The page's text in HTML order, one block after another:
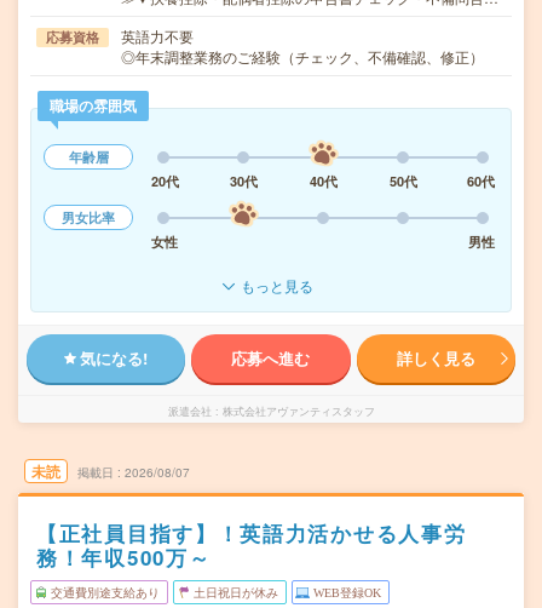
応募資格
英語力不要
◎年末調整業務のご経験（チェック、不備確認、修正）
職場の雰囲気
年齢層
20代
30代 40代 50代
60代
男女比率
女性
男性
もっと見る
気になる! 応募へ進む 詳しく見る
派遣会社 株式会社アヴァンティスタッフ
未読 掲載日 2026/08/07
【正社員目指す】！英語力活かせる人事労
務！年収500万～
交通費別途支給あり 土日祝日が休み WEB登録OK